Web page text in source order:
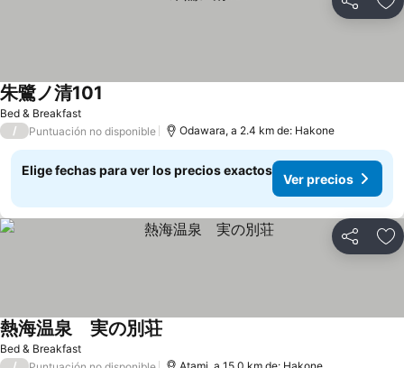
Compartir
Bed & Breakfast
朱鷺ノ清101
/ Puntuación no disponible Odawara, a 2.4 km de: Hakone
Elige fechas para ver los precios exactos
Ver precios
Compartir
Bed & Breakfast
熱海温泉 実の別荘